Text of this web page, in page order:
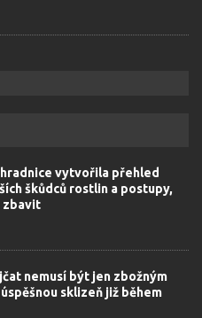
vytvořila přehled
škůdců rostlin a postupy,
zbavit
nemusí být jen zbožným
sklizeň již během